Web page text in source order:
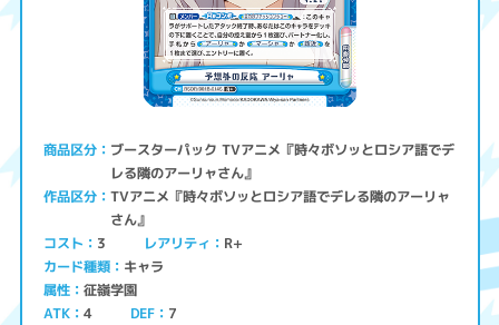
商品区分 ブースターパック TVアニメ『時々ボソッとロシア語でデ
レる隣のアーリャさん』
作品区分 TVアニメ『時々ボソッとロシア語でデレる隣のアーリャ
さん』
コスト 3 レアリティ R+
カード種類 キャラ
属性 征嶺学園
ATK 4 DEF 7